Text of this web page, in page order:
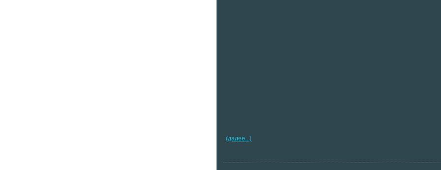
(далее...)